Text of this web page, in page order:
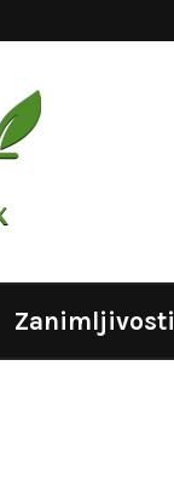
Zanimljivosti